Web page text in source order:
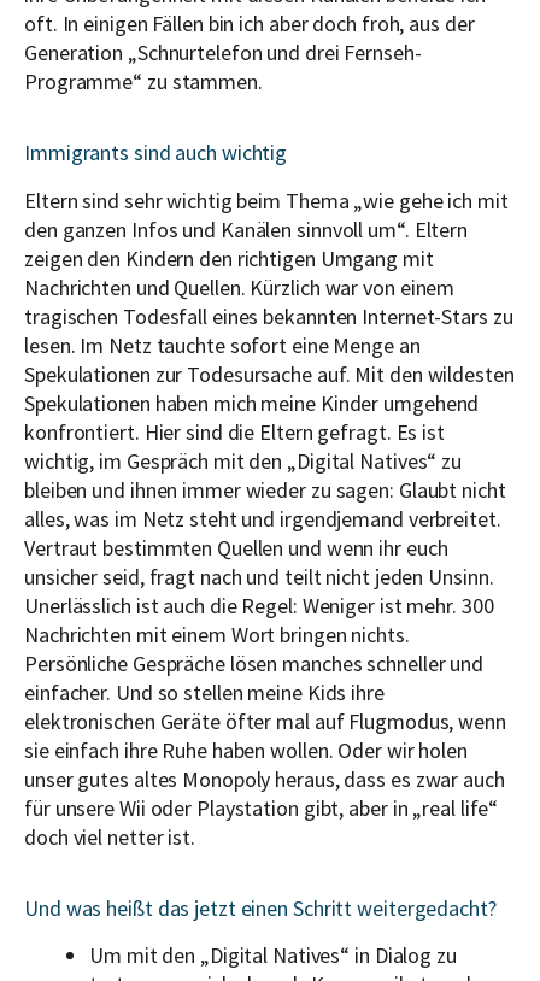
oft. In einigen Fällen bin ich aber doch froh, aus der
Generation „Schnurtelefon und drei Fernseh-
Programme“ zu stammen.
Immigrants sind auch wichtig
Eltern sind sehr wichtig beim Thema „wie gehe ich mit
den ganzen Infos und Kanälen sinnvoll um“. Eltern
zeigen den Kindern den richtigen Umgang mit
Nachrichten und Quellen. Kürzlich war von einem
tragischen Todesfall eines bekannten Internet-Stars zu
lesen. Im Netz tauchte sofort eine Menge an
Spekulationen zur Todesursache auf. Mit den wildesten
Spekulationen haben mich meine Kinder umgehend
konfrontiert. Hier sind die Eltern gefragt. Es ist
wichtig, im Gespräch mit den „Digital Natives“ zu
bleiben und ihnen immer wieder zu sagen: Glaubt nicht
alles, was im Netz steht und irgendjemand verbreitet.
Vertraut bestimmten Quellen und wenn ihr euch
unsicher seid, fragt nach und teilt nicht jeden Unsinn.
Unerlässlich ist auch die Regel: Weniger ist mehr. 300
Nachrichten mit einem Wort bringen nichts.
Persönliche Gespräche lösen manches schneller und
einfacher. Und so stellen meine Kids ihre
elektronischen Geräte öfter mal auf Flugmodus, wenn
sie einfach ihre Ruhe haben wollen. Oder wir holen
unser gutes altes Monopoly heraus, dass es zwar auch
für unsere Wii oder Playstation gibt, aber in „real life“
doch viel netter ist.
Und was heißt das jetzt einen Schritt weitergedacht?
Um mit den „Digital Natives“ in Dialog zu